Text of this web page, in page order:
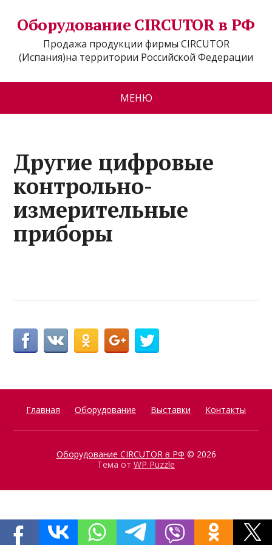
Оборудование CIRCUTOR в РФ
Продажа продукции фирмы CIRCUTOR
(Испания)на территории Российской Федерации
МЕНЮ
Другие цифровые
контрольно-
измерительные
приборы
Главная Оборудование Выставки Контакты
Оборудование CIRCUTOR в РФ © 2026
Тема от WP Puzzle